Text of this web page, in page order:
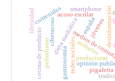
dieta mediática jóvenes
medios de
redes sociales
desinformación
acoso escolar
ciberacoso
opinión
periodismo
smartphone
contenidos
atributos
pigafetta
gastronomía
cocina de producto
identidad
productoras
españa